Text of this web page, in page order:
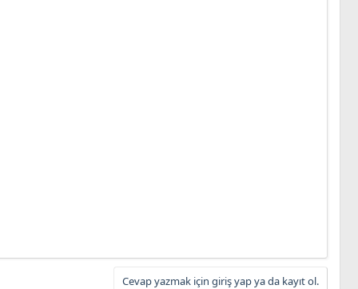
Cevap yazmak için giriş yap ya da kayıt ol.